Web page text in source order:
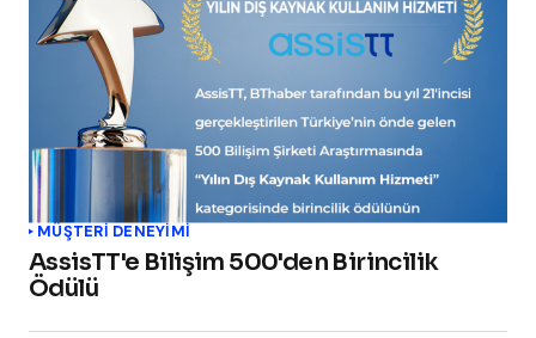
MÜŞTERI DENEYIMI
AssisTT'e Bilişim 500'den Birincilik
Ödülü